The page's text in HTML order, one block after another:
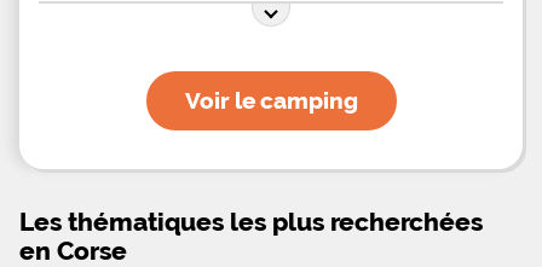
Voir le camping
Les thématiques les plus recherchées
en Corse